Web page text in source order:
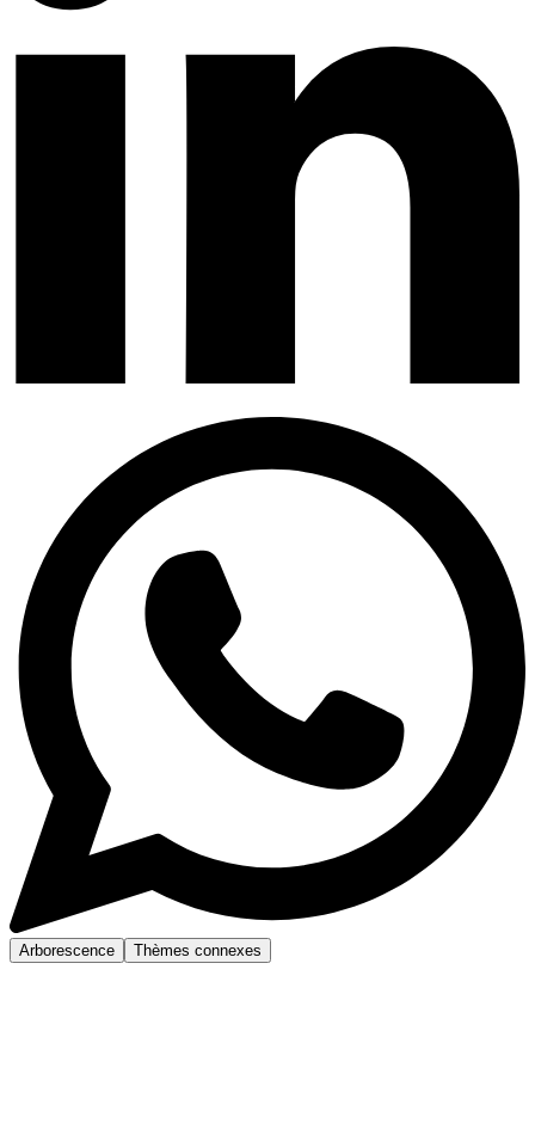
Arborescence Thèmes connexes